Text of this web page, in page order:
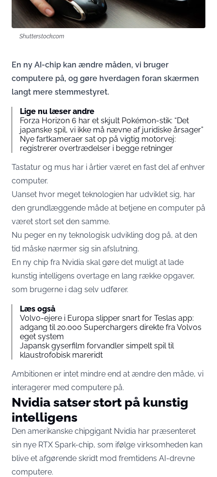
Shutterstock.com
En ny AI-chip kan ændre måden, vi bruger
computere på, og gøre hverdagen foran skærmen
langt mere stemmestyret.
Lige nu læser andre
Forza Horizon 6 har et skjult Pokémon-stik: “Det
japanske spil, vi ikke må nævne af juridiske årsager”
Nye fartkameraer sat op på vigtig motorvej:
registrerer overtrædelser i begge retninger
Tastatur og mus har i årtier været en fast del af enhver
computer.
Uanset hvor meget teknologien har udviklet sig, har
den grundlæggende måde at betjene en computer på
været stort set den samme.
Nu peger en ny teknologisk udvikling dog på, at den
tid måske nærmer sig sin afslutning.
En ny chip fra Nvidia skal gøre det muligt at lade
kunstig intelligens overtage en lang række opgaver,
som brugerne i dag selv udfører.
Læs også
Volvo-ejere i Europa slipper snart for Teslas app:
adgang til 20.000 Superchargers direkte fra Volvos
eget system
Japansk gyserfilm forvandler simpelt spil til
klaustrofobisk mareridt
Ambitionen er intet mindre end at ændre den måde, vi
interagerer med computere på.
Nvidia satser stort på kunstig
intelligens
Den amerikanske chipgigant Nvidia har præsenteret
sin nye RTX Spark-chip, som ifølge virksomheden kan
blive et afgørende skridt mod fremtidens AI-drevne
computere.